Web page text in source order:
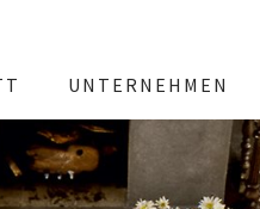
UNTERNEHMEN